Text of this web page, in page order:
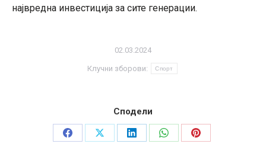
највредна инвестиција за сите генерации.
02.03.2024
Клучни зборови: Спорт
Сподели
Share
Share
Share
Share
Share